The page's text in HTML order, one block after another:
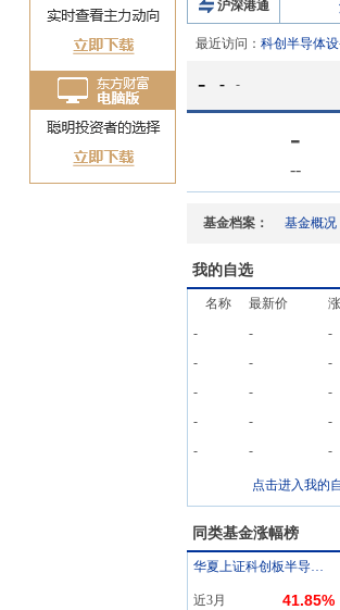
沪深港通
最近访问：
- - -
-
--
基金档案： 基金概况
我的自选
名称 最新价
-
-
-
-
-
-
-
-
-
-
-
-
-
- -
点击进入我的
同类基金涨幅榜
华夏上证科创板半导体材料设备主题ETF发起式联接A
近3月 41.85%